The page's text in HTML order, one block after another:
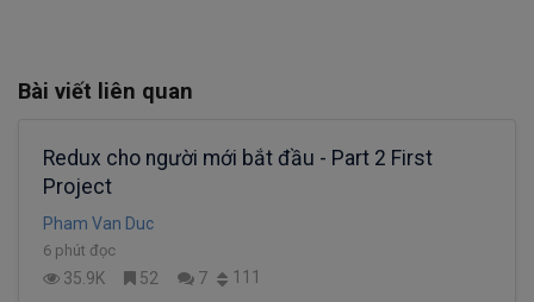
Bài viết liên quan
Redux cho người mới bắt đầu - Part 2 First
Project
Pham Van Duc
6 phút đọc
35.9K 52 7 111